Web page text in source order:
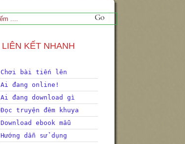
LIÊN KẾT NHANH
Chơi bài tiến lên
Ai đang online!
Ai đang download gì
Đọc truyện đêm khuya
Download ebook mẫu
Hướng dẫn sử dụng